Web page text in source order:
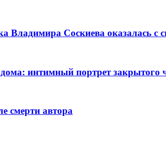
Владимира Соскиева оказалась с
интимный портрет закрытого
смерти автора